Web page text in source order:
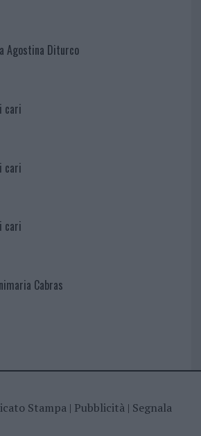
Agostina Diturco
cari
cari
cari
Cabras
Stampa| Pubblicità| Segnala